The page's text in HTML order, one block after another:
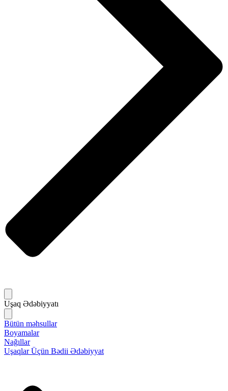
Uşaq Ədəbiyyatı
Bütün məhsullar
Boyamalar
Nağıllar
Uşaqlar Üçün Bədii Ədəbiyyat